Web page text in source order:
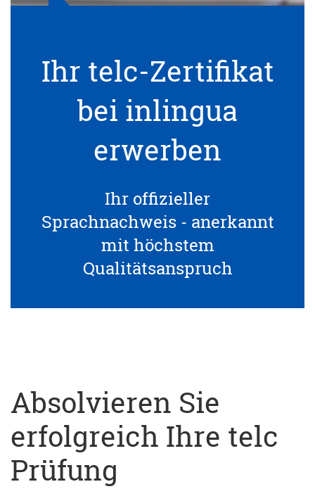
Ihr telc-Zertifikat
bei inlingua
erwerben
Ihr offizieller
Sprachnachweis - anerkannt
mit höchstem
Qualitätsanspruch
Absolvieren Sie
erfolgreich Ihre telc
Prüfung